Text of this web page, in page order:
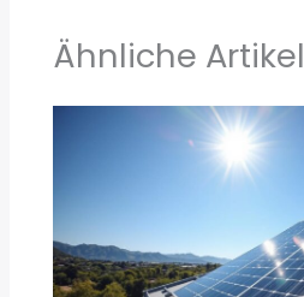
Ähnliche Artikel